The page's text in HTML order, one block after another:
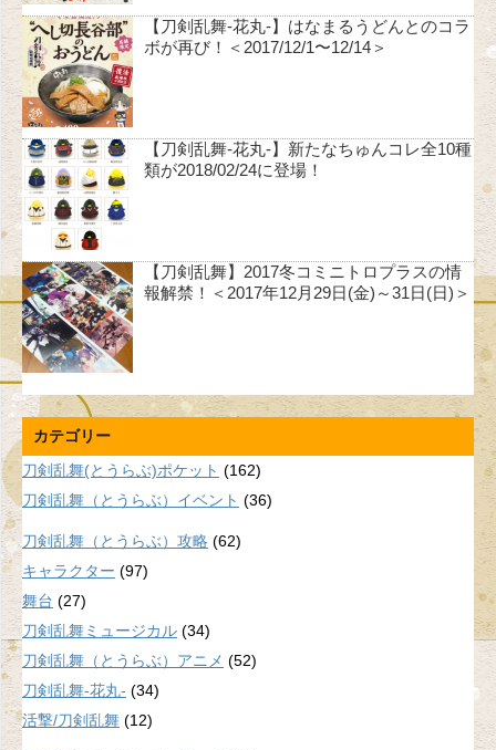
【刀剣乱舞-花丸-】はなまるうどんとのコラ
ボが再び！＜2017/12/1〜12/14＞
【刀剣乱舞-花丸-】新たなちゅんコレ全10種
類が2018/02/24に登場！
【刀剣乱舞】2017冬コミニトロプラスの情
報解禁！＜2017年12月29日(金)～31日(日)＞
カテゴリー
刀剣乱舞(とうらぶ)ポケット (162)
刀剣乱舞（とうらぶ）イベント (36)
刀剣乱舞（とうらぶ）攻略 (62)
キャラクター (97)
舞台 (27)
刀剣乱舞ミュージカル (34)
刀剣乱舞（とうらぶ）アニメ (52)
刀剣乱舞-花丸- (34)
活撃/刀剣乱舞 (12)